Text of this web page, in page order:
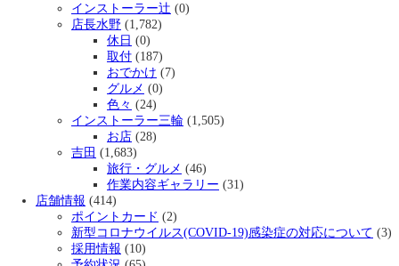
インストーラー辻 (0)
店長水野 (1,782)
休日 (0)
取付 (187)
おでかけ (7)
グルメ (0)
色々 (24)
インストーラー三輪 (1,505)
お店 (28)
吉田 (1,683)
旅行・グルメ (46)
作業内容ギャラリー (31)
店舗情報 (414)
ポイントカード (2)
新型コロナウイルス(COVID-19)感染症の対応について (3)
採用情報 (10)